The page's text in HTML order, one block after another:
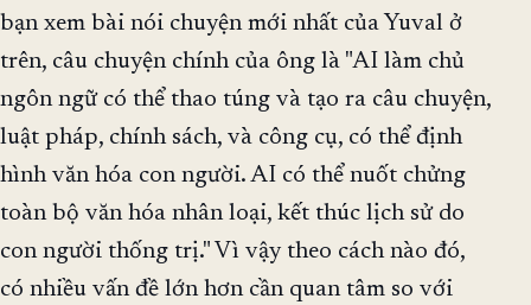
bạn xem bài nói chuyện mới nhất của Yuval ở
trên, câu chuyện chính của ông là "AI làm chủ
ngôn ngữ có thể thao túng và tạo ra câu chuyện,
luật pháp, chính sách, và công cụ, có thể định
hình văn hóa con người. AI có thể nuốt chửng
toàn bộ văn hóa nhân loại, kết thúc lịch sử do
con người thống trị." Vì vậy theo cách nào đó,
có nhiều vấn đề lớn hơn cần quan tâm so với